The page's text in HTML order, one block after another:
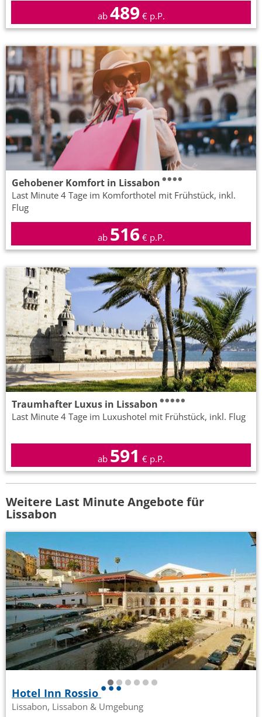
ab 489 € p.P.
Gehobener Komfort in Lissabon
Last Minute 4 Tage im Komforthotel mit Frühstück, inkl.
Flug
ab 516€ p.P.
Traumhafter Luxus in Lissabon
Last Minute 4 Tage im Luxushotel mit Frühstück, inkl. Flug
ab 591 € p.P.
Weitere Last Minute Angebote für
Lissabon
Hotel Inn Rossio
Lissabon, Lissabon & Umgebung